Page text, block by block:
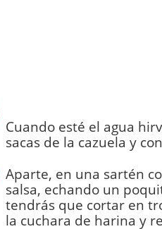
Cuando esté el agua
sacas de la cazuela y
Aparte, en una sartén
salsa, echando un
tendrás que cortar en
la cuchara de harina y